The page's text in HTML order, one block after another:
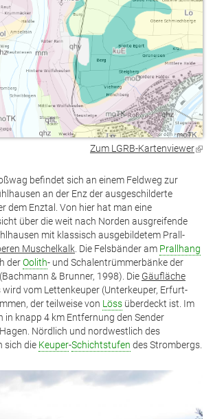
Zum LGRB-Kartenviewer
befindet sich an einem Feldweg zur
an der Enz der ausgeschilderte
dem Enztal. Von hier hat man eine
über die weit nach Norden ausgreifende
mit klassisch ausgebildetem Prall-
Muschelkalk. Die Felsbänder am Prallhang
derOolith- und Schalentrümmerbänke der
(Bachmann & Brunner, 1998). Die Gäufläche
vom Lettenkeuper (Unterkeuper, Erfurt-
der teilweise von Löss überdeckt ist. Im
in knapp 4 km Entfernung den Sender
Nördlich und nordwestlich des
sich die Keuper-Schichtstufen des Strombergs.